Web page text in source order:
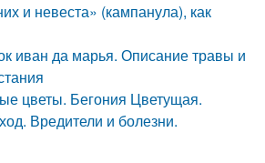
и невеста» (кампанула), как
иван да марья. Описание травы и
цветы. Бегония Цветущая.
Вредители и болезни.